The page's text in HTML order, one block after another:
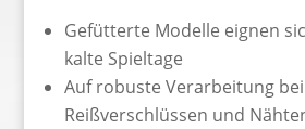
Gefütterte Modelle eignen
kalte Spieltage
Auf robuste Verarbeitung bei
Reißverschlüssen und